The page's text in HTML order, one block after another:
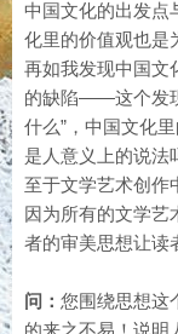
中国文化的出发点
化里的价值观也是
再如我发现中国文
的缺陷——这个发
什么”，中国文化
是人意义上的说法
至于文学艺术创作
因为所有的文学艺
者的审美思想让读
问： 您围绕思想这
的来之不易！说明